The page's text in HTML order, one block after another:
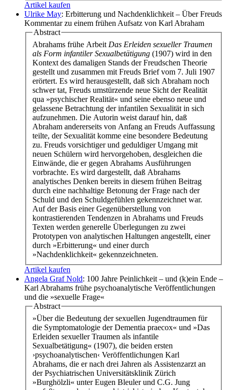
Artikel kaufen
Ulrike May: Erbitterung und Nachdenklichkeit – Über Freuds
Kommentar zu einem frühen Aufsatz von Karl Abraham
Abstract
Abrahams frühe Arbeit Das Erleiden sexueller Traumen
als Form infantiler Sexualbetätigung (1907) wird in den
Kontext des damaligen Stands der Freudschen Theorie
gestellt und zusammen mit Freuds Brief vom 7. Juli 1907
erörtert. Es wird herausgestellt, daß sich Abraham noch
schwer tat, Freuds umstürzende neue Sicht der Realität
qua »psychischer Realität« und seine ebenso neue und
gelassene Betrachtung der infantilen Sexualität in sich
aufzunehmen. Die Autorin weist darauf hin, daß
Abraham andererseits von Anfang an Freuds Auffassung
teilte, der Sexualität komme eine besondere Bedeutung
zu. Freuds vorsichtiger und geduldiger Umgang mit
neuen Schülern wird hervorgehoben, desgleichen die
Einwände, die er gegen Abrahams Ausführungen
vorbrachte. Es wird dargestellt, daß Abrahams
analytisches Denken bereits in diesem frühen Beitrag
durch eine nachhaltige Betonung der Frage nach der
Schuld und den Schuldgefühlen gekennzeichnet war.
Auf der Basis einer Gegenüberstellung von
kontrastierenden Tendenzen in Abrahams und Freuds
Texten werden generelle Überlegungen zu zwei
Prototypen von analytischen Haltungen angestellt, einer
durch »Erbitterung« und einer durch
»Nachdenklichkeit« gekennzeichneten.
Artikel kaufen
Angela Graf Nold: 100 Jahre Peinlichkeit – und (k)ein Ende –
Karl Abrahams frühe psychoanalytische Veröffentlichungen
und die »sexuelle Frage«
Abstract
»Über die Bedeutung der sexuellen Jugendtraumen für
die Symptomatologie der Dementia praecox« und »Das
Erleiden sexueller Traumen als infantile
Sexualbetätigung« (1907), die beiden ersten
›psychoanalytischen‹ Veröffentlichungen Karl
Abrahams, die er nach drei Jahren als Assistenzarzt an
der Psychiatrischen Universitätsklinik Zürich
»Burghölzli« unter Eugen Bleuler und C.G. Jung